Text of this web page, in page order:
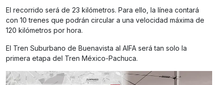
El recorrido será de 23 kilómetros. Para ello, la línea contará
con 10 trenes que podrán circular a una velocidad máxima de
120 kilómetros por hora.
El Tren Suburbano de Buenavista al AIFA será tan solo la
primera etapa del Tren México-Pachuca.